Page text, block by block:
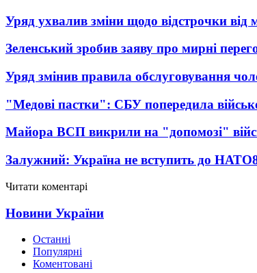
Уряд ухвалив зміни щодо відстрочки від
Зеленський зробив заяву про мирні
Уряд змінив правила обслуговування
"Медові пастки": СБУ попередила
Майора ВСП викрили на "допомозі"
Залужний: Україна не вступить до НАТО
Читати коментарі
Новини України
Останні
Популярні
Коментовані